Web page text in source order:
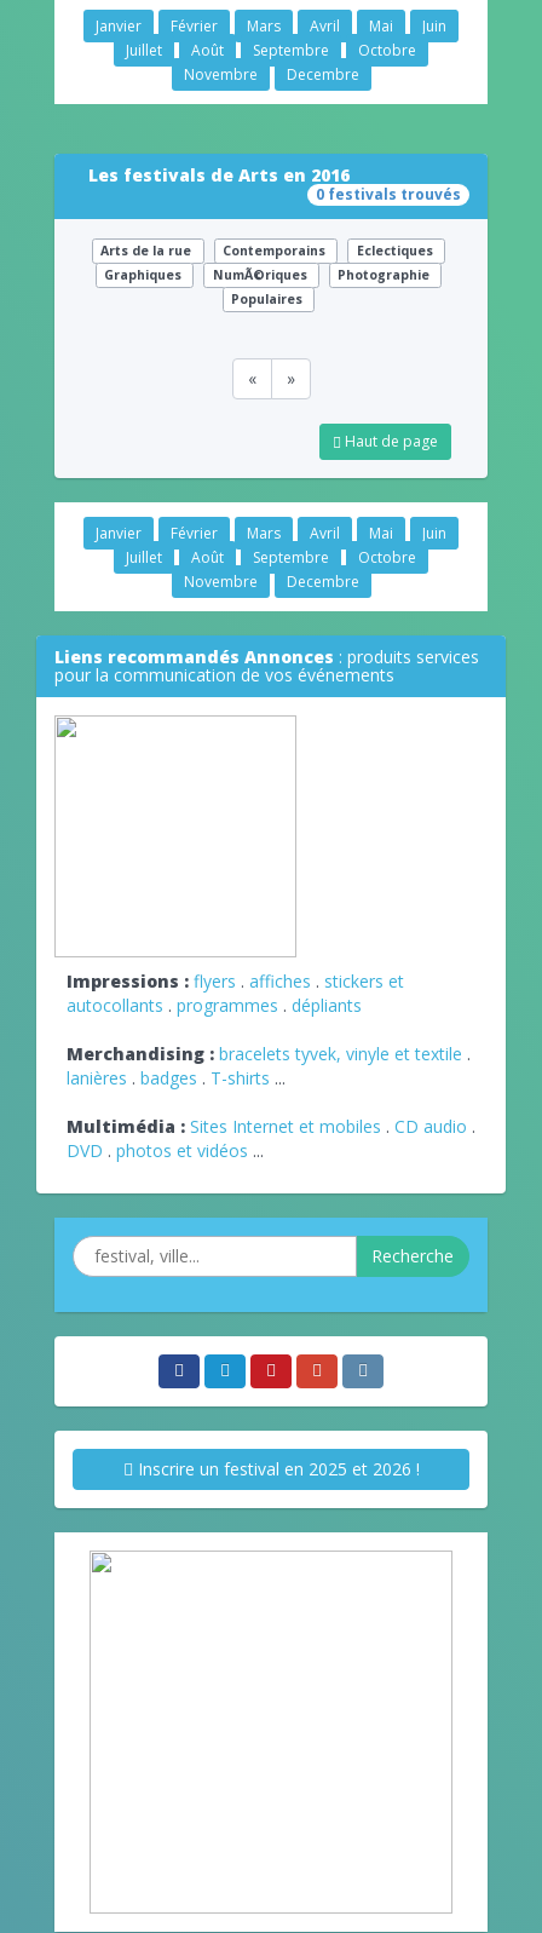
Janvier Février Mars Avril Mai
Juin
Juillet
Août Septembre
Octobre
Novembre
Decembre
Les festivals de Arts en 2016
0 festivals trouvés
Arts de la rue Contemporains
Eclectiques
Graphiques
NumÃ©riques
Photographie
Populaires
« »
Haut de page
Janvier Février Mars Avril Mai
Juin
Juillet
Août Septembre
Octobre
Novembre
Decembre
Liens recommandés Annonces : produits services
pour la communication de vos événements
Impressions : flyers . affiches . stickers et
autocollants . programmes . dépliants
Merchandising : bracelets tyvek, vinyle et textile .
lanières . badges . T-shirts ...
Multimédia : Sites Internet et mobiles . CD audio .
DVD . photos et vidéos ...
Recherche
Inscrire un festival en 2025 et 2026 !